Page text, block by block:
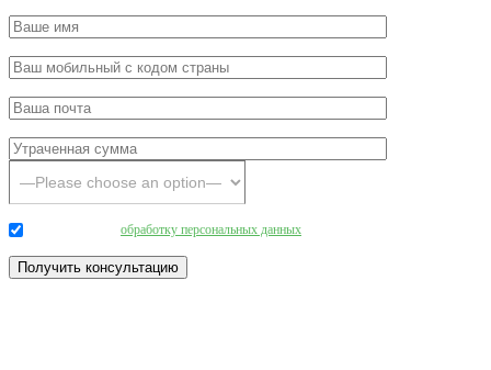
обработку персональных данных